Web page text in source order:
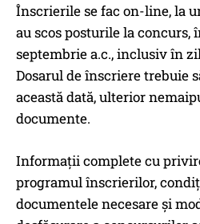
Înscrierile se fac on-line, la
au scos posturile la concurs,
septembrie a.c., inclusiv în
Dosarul de înscriere trebuie
această dată, ulterior
documente.
Informații complete cu
programul înscrierilor,
documentele necesare și